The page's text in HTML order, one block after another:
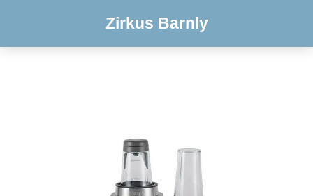
Zirkus Barnly